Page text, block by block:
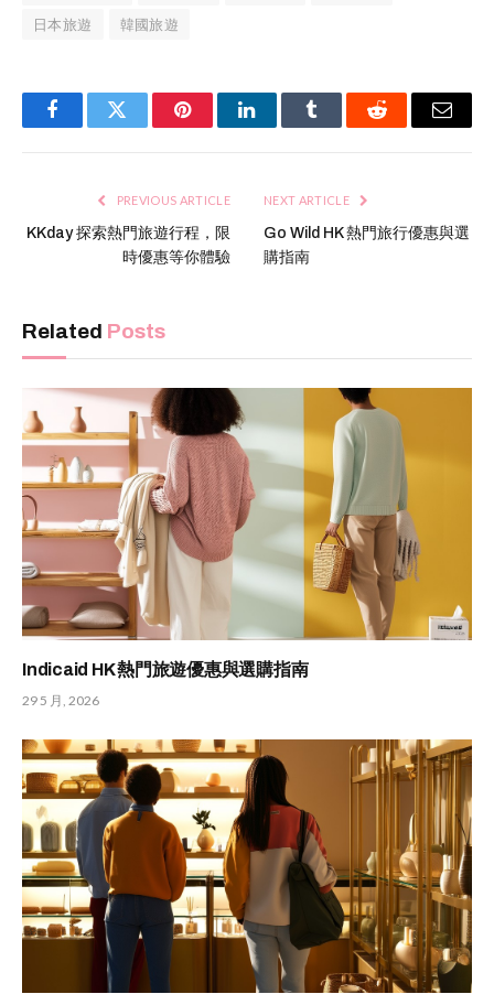
日本旅遊
韓國旅遊
FacebookTwitter PinterestLinkedInTumblr Reddit Email
PREVIOUS ARTICLE
KKday 探索熱門旅遊行程，限
時優惠等你體驗
NEXT ARTICLE
Go Wild HK 熱門旅行優惠與選
購指南
Related Posts
Indicaid HK 熱門旅遊優惠與選購指南
29 5 月, 2026